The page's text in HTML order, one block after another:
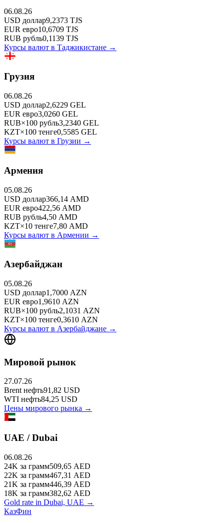
06.08.26
USD доллар9,2373 TJS
EUR евро10,6709 TJS
RUB рубль0,1139 TJS
Курсы валют в Таджикистане →
Грузия
06.08.26
USD доллар2,6229 GEL
EUR евро3,0260 GEL
RUB×100 рубль3,2340 GEL
KZT×100 тенге0,5585 GEL
Курсы валют в Грузии →
Армения
05.08.26
USD доллар366,14 AMD
EUR евро422,56 AMD
RUB рубль4,50 AMD
KZT×10 тенге7,80 AMD
Курсы валют в Армении →
Азербайджан
05.08.26
USD доллар1,7000 AZN
EUR евро1,9610 AZN
RUB×100 рубль2,1031 AZN
KZT×100 тенге0,3610 AZN
Курсы валют в Азербайджане →
Мировой рынок
27.07.26
Brent нефть91,82 USD
WTI нефть84,25 USD
Цены мирового рынка →
UAE / Dubai
06.08.26
24K за грамм509,65 AED
22K за грамм467,31 AED
21K за грамм446,39 AED
18K за грамм382,62 AED
Gold rate in Dubai, UAE →
КазФин